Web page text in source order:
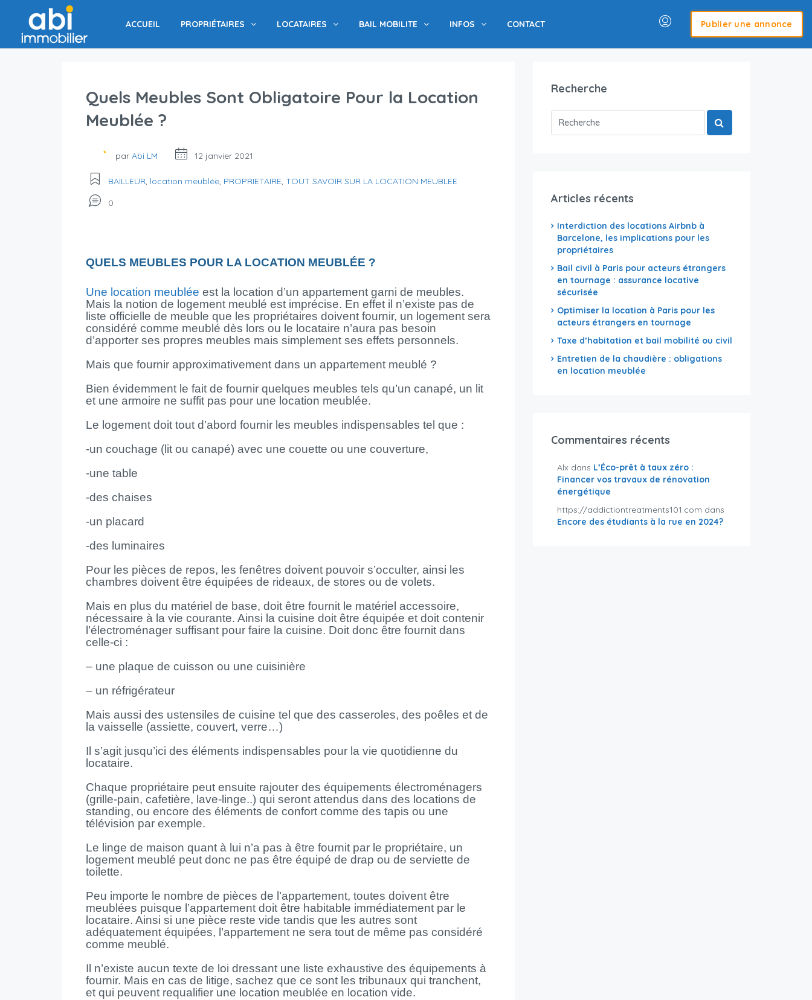
ACCUEIL PROPRIÉTAIRES LOCATAIRES BAIL MOBILITE INFOS CONTACT Publier une annonce
Quels Meubles Sont Obligatoire Pour la Location
Meublée ?
par Abi LM 12 janvier 2021
BAILLEUR, location meublée, PROPRIETAIRE, TOUT SAVOIR SUR LA LOCATION MEUBLEE
0
QUELS MEUBLES POUR LA LOCATION MEUBLÉE ?
Une location meublée est la location d’un appartement garni de meubles.
Mais la notion de logement meublé est imprécise. En effet il n’existe pas de
liste officielle de meuble que les propriétaires doivent fournir, un logement sera
considéré comme meublé dès lors ou le locataire n’aura pas besoin
d’apporter ses propres meubles mais simplement ses effets personnels.
Mais que fournir approximativement dans un appartement meublé ?
Bien évidemment le fait de fournir quelques meubles tels qu’un canapé, un lit
et une armoire ne suffit pas pour une location meublée.
Le logement doit tout d’abord fournir les meubles indispensables tel que :
-un couchage (lit ou canapé) avec une couette ou une couverture,
-une table
-des chaises
-un placard
-des luminaires
Pour les pièces de repos, les fenêtres doivent pouvoir s’occulter, ainsi les
chambres doivent être équipées de rideaux, de stores ou de volets.
Mais en plus du matériel de base, doit être fournit le matériel accessoire,
nécessaire à la vie courante. Ainsi la cuisine doit être équipée et doit contenir
l’électroménager suffisant pour faire la cuisine. Doit donc être fournit dans
celle-ci :
– une plaque de cuisson ou une cuisinière
– un réfrigérateur
Mais aussi des ustensiles de cuisine tel que des casseroles, des poêles et de
la vaisselle (assiette, couvert, verre…)
Il s’agit jusqu’ici des éléments indispensables pour la vie quotidienne du
locataire.
Chaque propriétaire peut ensuite rajouter des équipements électroménagers
(grille-pain, cafetière, lave-linge..) qui seront attendus dans des locations de
standing, ou encore des éléments de confort comme des tapis ou une
télévision par exemple.
Le linge de maison quant à lui n’a pas à être fournit par le propriétaire, un
logement meublé peut donc ne pas être équipé de drap ou de serviette de
toilette.
Peu importe le nombre de pièces de l’appartement, toutes doivent être
meublées puisque l’appartement doit être habitable immédiatement par le
locataire. Ainsi si une pièce reste vide tandis que les autres sont
adéquatement équipées, l’appartement ne sera tout de même pas considéré
comme meublé.
Il n’existe aucun texte de loi dressant une liste exhaustive des équipements à
fournir. Mais en cas de litige, sachez que ce sont les tribunaux qui tranchent,
et qui peuvent requalifier une location meublée en location vide.
Recherche
Articles récents
Interdiction des locations Airbnb à
Barcelone, les implications pour les
propriétaires
Bail civil à Paris pour acteurs étrangers
en tournage : assurance locative
sécurisée
Optimiser la location à Paris pour les
acteurs étrangers en tournage
Taxe d’habitation et bail mobilité ou civil
Entretien de la chaudière : obligations
en location meublée
Commentaires récents
Alx dans L’Éco-prêt à taux zéro :
Financer vos travaux de rénovation
énergétique
https://addictiontreatments101.com dans
Encore des étudiants à la rue en 2024?